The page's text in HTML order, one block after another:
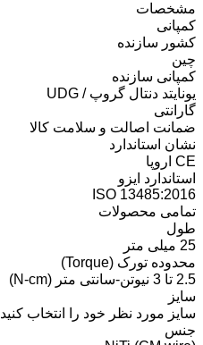
مشخصات
کمپانی
کشور سازنده
چین
کمپانی سازنده
یونایتد دنتال گروپ / UDG
گارانتی
ضمانت اصالت و سلامت کالا
نشان استاندارد
CE اروپا
استاندارد ایزو
ISO 13485:2016
تمامی محصولات
طول
25 میلی متر
محدوده تورک (Torque)
2.5 تا 3 نیوتن-سانتی متر (N-cm)
سایز
سایز مورد نظر خود را انتخاب کنید
جنس